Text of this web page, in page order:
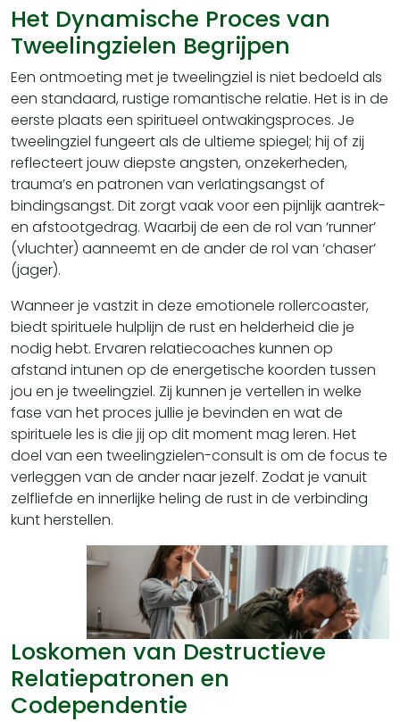
Het Dynamische Proces van
Tweelingzielen Begrijpen
Een ontmoeting met je tweelingziel is niet bedoeld als
een standaard, rustige romantische relatie. Het is in de
eerste plaats een spiritueel ontwakingsproces. Je
tweelingziel fungeert als de ultieme spiegel; hij of zij
reflecteert jouw diepste angsten, onzekerheden,
trauma’s en patronen van verlatingsangst of
bindingsangst. Dit zorgt vaak voor een pijnlijk aantrek-
en afstootgedrag. Waarbij de een de rol van ‘runner’
(vluchter) aanneemt en de ander de rol van ‘chaser’
(jager).
Wanneer je vastzit in deze emotionele rollercoaster,
biedt spirituele hulplijn de rust en helderheid die je
nodig hebt. Ervaren relatiecoaches kunnen op
afstand intunen op de energetische koorden tussen
jou en je tweelingziel. Zij kunnen je vertellen in welke
fase van het proces jullie je bevinden en wat de
spirituele les is die jij op dit moment mag leren. Het
doel van een tweelingzielen-consult is om de focus te
verleggen van de ander naar jezelf. Zodat je vanuit
zelfliefde en innerlijke heling de rust in de verbinding
kunt herstellen.
Loskomen van Destructieve
Relatiepatronen en
Codependentie